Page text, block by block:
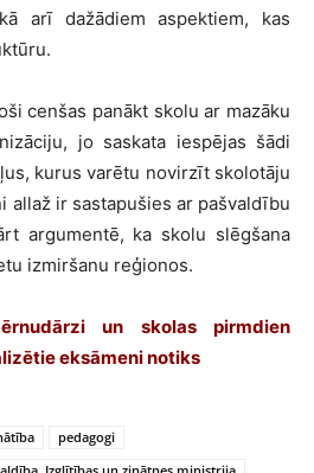
arī dažādiem aspektiem, kas
cenšas panākt skolu ar mazāku
jo saskata iespējas šādi
kurus varētu novirzīt skolotāju
allaž ir sastapušies ar pašvaldību
argumentē, ka skolu slēgšana
izmiršanu reģionos.
un skolas pirmdien
eksāmeni notiks
pedagogi